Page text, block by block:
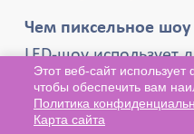
Чем пиксельное шоу
LED-шоу использует
заданным цветом, а
управляемые smart-
Этот веб-сайт
чтобы обеспечить вам
Политика
Карта сайта